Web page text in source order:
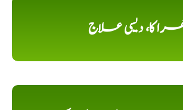
کا، دیسی علاج